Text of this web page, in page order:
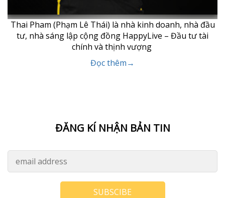
Thai Pham (Phạm Lê Thái) là nhà kinh doanh, nhà đầu
tư, nhà sáng lập cộng đồng HappyLive – Đầu tư tài
chính và thịnh vượng
Đọc thêm→
ĐĂNG KÍ NHẬN BẢN TIN
SUBSCIBE